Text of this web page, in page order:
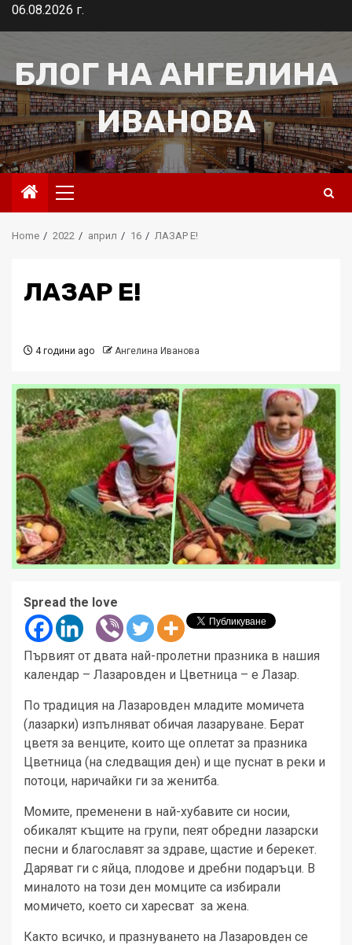
Skip06.08.2026 г.
БЛОГ НА АНГЕЛИНА
ИВАНОВА
Primary
Menu
Home 2022 април 16 ЛАЗАР Е!
ЛАЗАР Е!
4 години ago Ангелина Иванова
Spread the love
Първият от двата най-пролетни празника в нашия
календар – Лазаровден и Цветница – е Лазар.
По традиция на Лазаровден младите момичета
(лазарки) изпълняват обичая лазаруване. Берат
цветя за венците, които ще оплетат за празника
Цветница (на следващия ден) и ще пуснат в реки и
потоци, наричайки ги за женитба.
Момите, пременени в най-хубавите си носии,
обикалят къщите на групи, пеят обредни лазарски
песни и благославят за здраве, щастие и берекет.
Даряват ги с яйца, плодове и дребни подаръци. В
миналото на този ден момците са избирали
момичето, което си харесват за жена.
Както всичко, и празнуването на Лазаровден се